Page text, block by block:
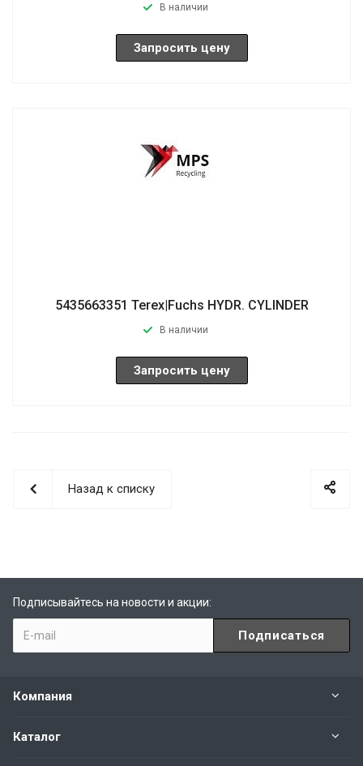
В наличии
Запросить цену
5435663351 Terex|Fuchs HYDR. CYLINDER
В наличии
Запросить цену
Назад к списку
Подписывайтесь на новости и акции:
Компания
Каталог